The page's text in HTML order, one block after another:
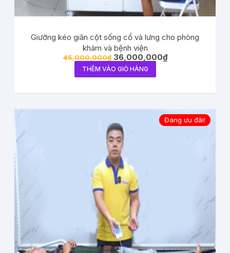
Giường kéo giãn cột sống cổ và lưng cho phòng
khám và bệnh viện
45,000,000₫ 36,000,000₫
THÊM VÀO GIỎ HÀNG
Đang ưu đãi!